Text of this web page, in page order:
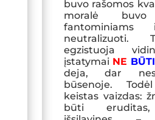
buvo rašomos
moralė buvo
fantominiams
neutralizuoti.
egzistuoja
įstatymai NE
deja, dar
būsenoje.
keistas vaizdas:
būti